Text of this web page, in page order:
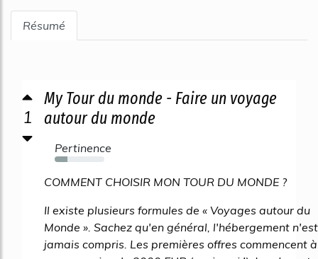
Résumé
1
My Tour du monde - Faire un voyage
autour du monde
Pertinence
25%
COMMENT CHOISIR MON TOUR DU MONDE ?
Il existe plusieurs formules de « Voyages autour du
Monde ». Sachez qu'en général, l'hébergement n'est
jamais compris. Les premières offres commencent à